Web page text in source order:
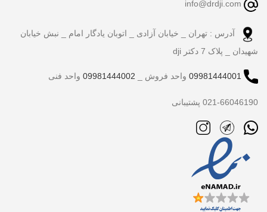
آدرس : تهران _ خیابان آزادی _ اتوبان یادگار امام _ نبش خیابان
شهیدان _ پلاک 7 دکتر dji
09981444001 واحد فروش _ 09981444002 واحد فنی
021-66046190 پشتیبانی